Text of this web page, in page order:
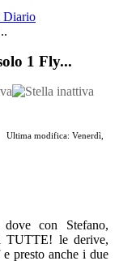
Diario
1 Fly...
Ultima modifica: Venerdì,
con Stefano,
TUTTE! le derive,
presto anche i due